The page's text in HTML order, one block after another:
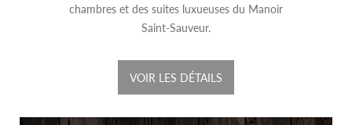
chambres et des suites luxueuses du Manoir
Saint-Sauveur.
VOIR LES DÉTAILS